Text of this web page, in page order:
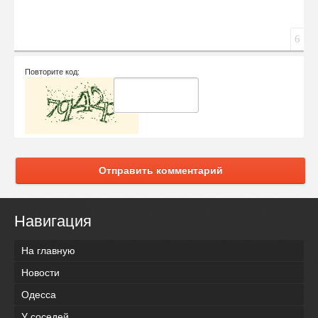
6
Повторите код:
Отправить комментарий
Навигация
На главную
Новости
Одесса